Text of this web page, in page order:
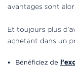
avantages sont
Et toujours plus
achetant dans un
Bénéficiez de l